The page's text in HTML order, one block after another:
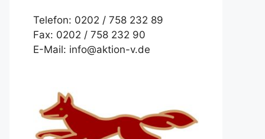
Telefon: 0202 / 758 232 89
Fax: 0202 / 758 232 90
E-Mail: info@aktion-v.de